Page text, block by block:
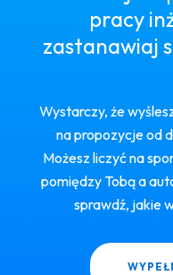
pracy
zastanawiaj
Wystarczy, że
na propozycje od
Możesz liczyć na
pomiędzy Tobą a
sprawdź, jakie